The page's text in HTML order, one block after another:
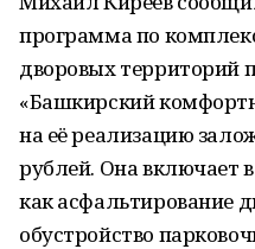
программа по
дворовых территорий
«Башкирский
на её реализацию
рублей. Она включает
как асфальтирование
обустройство